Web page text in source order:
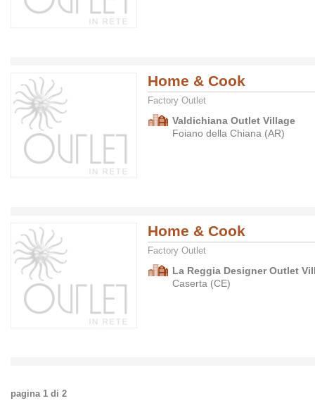
Home & Cook
Factory Outlet
Valdichiana Outlet Village
Foiano della Chiana (AR)
Home & Cook
Factory Outlet
La Reggia Designer Outlet
Caserta (CE)
pagina 1 di 2